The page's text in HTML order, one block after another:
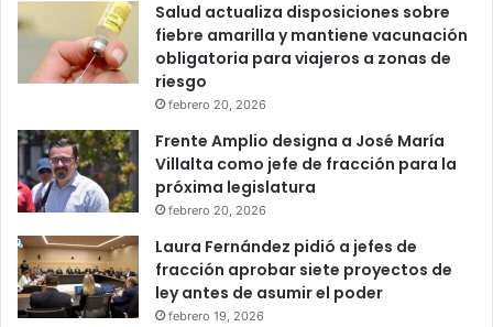
Salud actualiza disposiciones sobre
fiebre amarilla y mantiene vacunación
obligatoria para viajeros a zonas de
riesgo
febrero 20, 2026
Frente Amplio designa a José María
Villalta como jefe de fracción para la
próxima legislatura
febrero 20, 2026
Laura Fernández pidió a jefes de
fracción aprobar siete proyectos de
ley antes de asumir el poder
febrero 19, 2026